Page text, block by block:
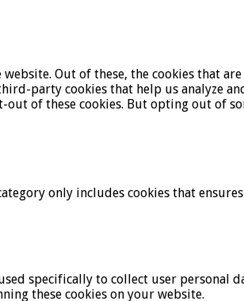
Out of these, the cookies that
party cookies that help us analyze
of these cookies. But opting out of
only includes cookies that
specifically to collect user personal
these cookies on your website.